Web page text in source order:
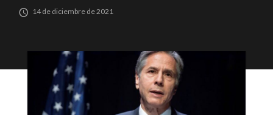
14 de diciembre de 2021